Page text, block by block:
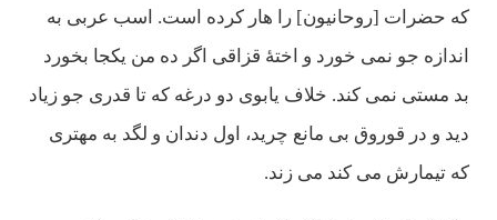
كه حضرات [روحانيون] را هار كرده است. اسب عربی به
اندازه جو نمی خورد و اختۀ قزاقی اگر ده من يكجا بخورد
بد مستی نمی كند. خلاف يابوی دو درغه كه تا قدری جو زياد
ديد و در قوروق بی مانع چريد، اول دندان و لگد به مهتری
كه تيمارش می كند می زند.